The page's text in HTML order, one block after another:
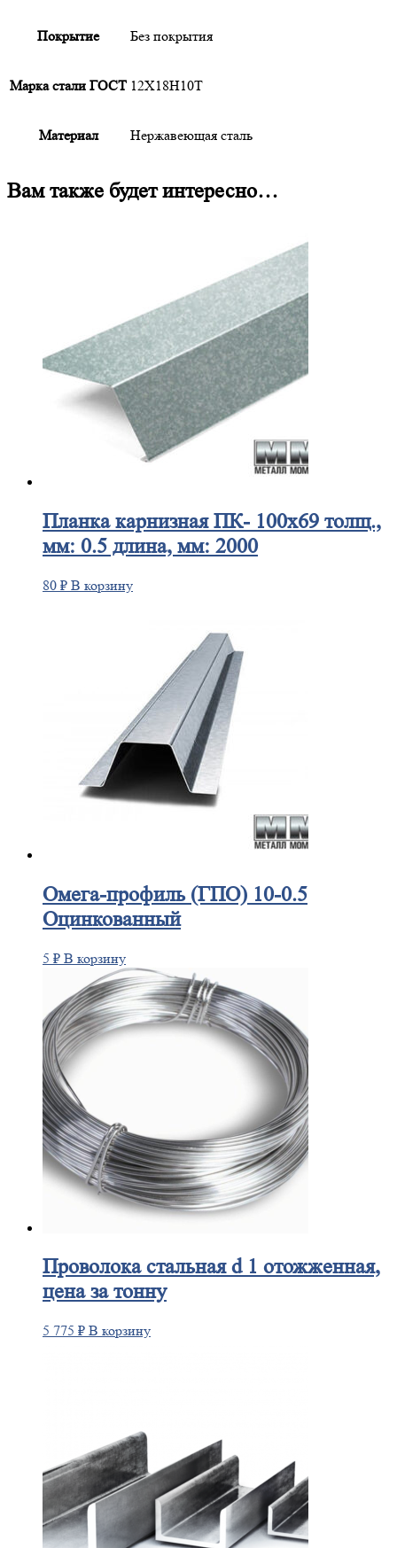
Покрытие Без покрытия
Марка стали ГОСТ 12Х18Н10Т
Материал Нержавеющая сталь
Вам также будет интересно…
Планкакарнизная ПК- 100х69 толщ.,
мм: 0.5 длина, мм: 2000
80 ₽ В корзину
Омега-профиль(ГПО) 10-0.5
Оцинкованный
5 ₽ В корзину
Проволокастальная d 1 отожженная,
цена за тонну
5 775 ₽ В корзину